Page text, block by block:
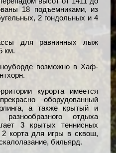
18 подъемниками, из
2 гондольных и 4
для равнинных лыж
км.
возможно в Хаф-
курорта имеется
оборудованный
а также крытый и
отдыха
3 крытых теннисных
корта для игры в сквош,
бильярд.